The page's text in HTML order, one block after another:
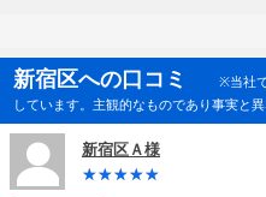
新宿区への口コミ
※当社
しています。主観的なものであり事実と異
新宿区Ａ様